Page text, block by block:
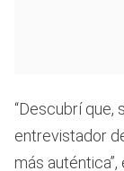
“Descubrí que,
entrevistador
más